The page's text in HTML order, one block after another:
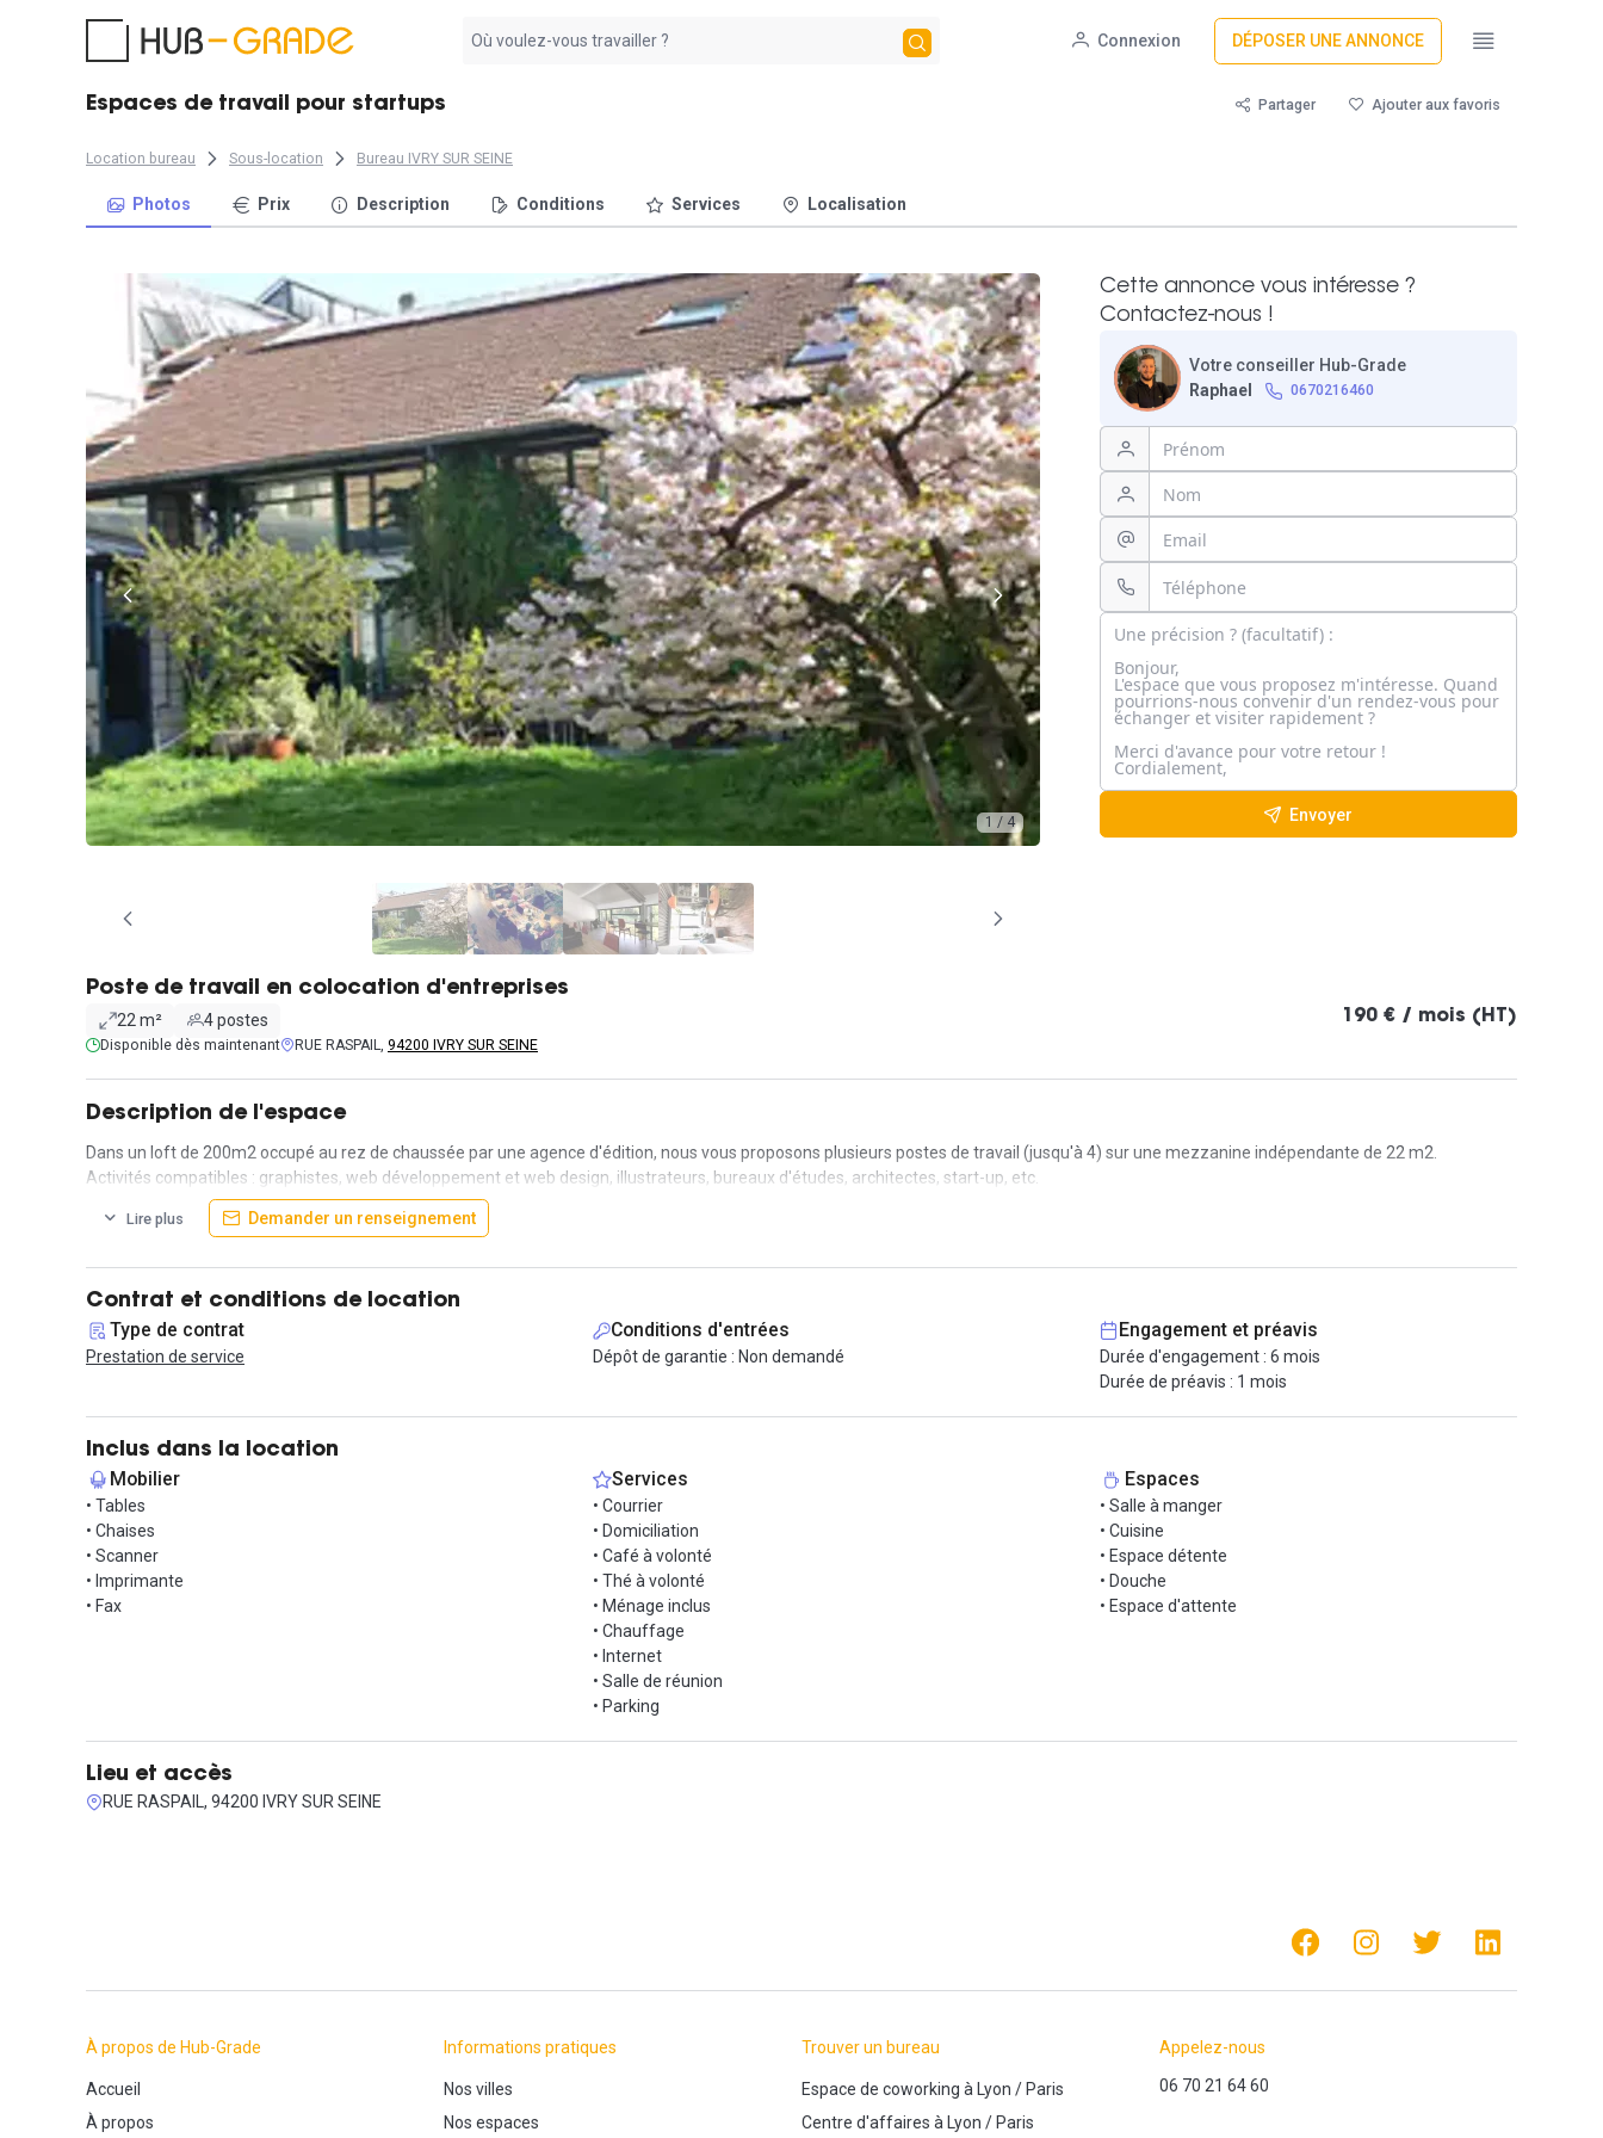
résultat
Connexion DÉPOSER UNE ANNONCE
Espaces de travail pour startups Partager Ajouter aux favoris
Location bureau Sous-location Bureau IVRY SUR SEINE
Photos Prix Description Conditions Services Localisation
1 / 4
Cette annonce vous intéresse ?
Contactez-nous !
Votre conseiller Hub-Grade
Raphael
0670216460
Envoyer
Poste de travail en colocation d'entreprises
22 m² 4 postes
Disponible dès maintenant RUE RASPAIL, 94200 IVRY SUR SEINE
190 € / mois (HT)
Description de l'espace
Dans un loft de 200m2 occupé au rez de chaussée par une agence d'édition, nous vous proposons plusieurs postes de travail (jusqu'à 4) sur une mezzanine indépendante de 22 m2.
Activités compatibles : graphistes, web développement et web design, illustrateurs, bureaux d'études, architectes, start-up, etc.
Lire plus Demander un renseignement
Contrat et conditions de location
Type de contrat
Prestation de service
Conditions d'entrées
Dépôt de garantie : Non demandé
Engagement et préavis
Durée d'engagement : 6 mois
Durée de préavis : 1 mois
Inclus dans la location
Mobilier
• Tables
• Chaises
• Scanner
• Imprimante
• Fax
Services
• Courrier
• Domiciliation
• Café à volonté
• Thé à volonté
• Ménage inclus
• Chauffage
• Internet
• Salle de réunion
• Parking
Espaces
• Salle à manger
• Cuisine
• Espace détente
• Douche
• Espace d'attente
Lieu et accès
RUE RASPAIL, 94200 IVRY SUR SEINE
À propos de Hub-Grade
Accueil
À propos
Informations pratiques
Nos villes
Nos espaces
Trouver un bureau
Espace de coworking à Lyon / Paris
Centre d'affaires à Lyon / Paris
Appelez-nous
06 70 21 64 60